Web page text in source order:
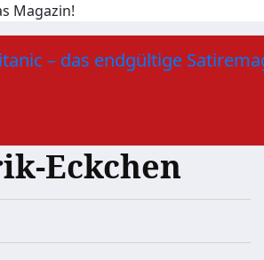
Eckchen